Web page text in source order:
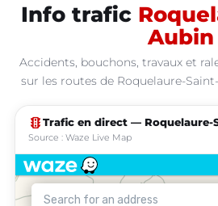
Info trafic
Aubin
Accidents, bouchons, travaux et
sur les routes de Roquelaure-
traffic Trafic en direct — Roquelaure-
Source : Waze Live Map